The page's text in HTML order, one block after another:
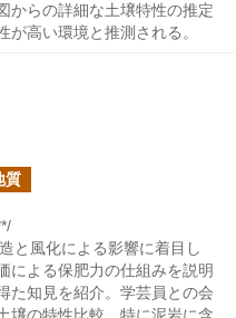
からの詳細な土壌特性の推定
高い環境と推測される。
質
と風化による影響に着目し
による保肥力の仕組みを説明
た知見を紹介。学芸員との会